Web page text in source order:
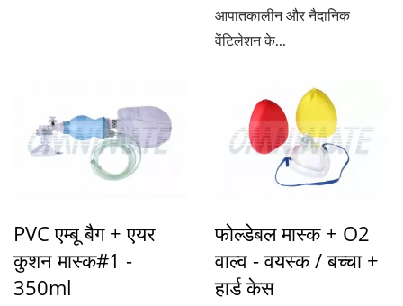
आपातकालीन और नैदानिक
वेंटिलेशन के...
PVC एम्बू बैग + एयर
कुशन मास्क#1 -
350ml
फोल्डेबल मास्क + O2
वाल्व - वयस्क / बच्चा +
हार्ड केस